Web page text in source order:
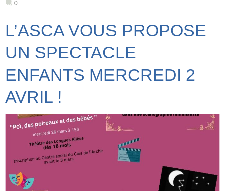
0
L’ASCA VOUS PROPOSE
UN SPECTACLE
ENFANTS MERCREDI 2
AVRIL !